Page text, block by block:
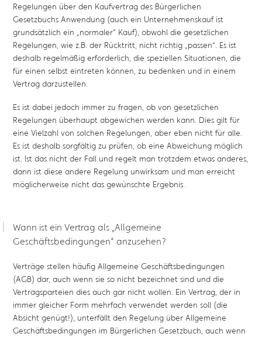
Regelungen über den Kaufvertrag des Bürgerlichen
Gesetzbuchs Anwendung (auch ein Unternehmenskauf ist
grundsätzlich ein „normaler“ Kauf), obwohl die gesetzlichen
Regelungen, wie z.B. der Rücktritt, nicht richtig „passen“. Es ist
deshalb regelmäßig erforderlich, die speziellen Situationen, die
für einen selbst eintreten können, zu bedenken und in einem
Vertrag darzustellen.
Es ist dabei jedoch immer zu fragen, ob von gesetzlichen
Regelungen überhaupt abgewichen werden kann. Dies gilt für
eine Vielzahl von solchen Regelungen, aber eben nicht für alle.
Es ist deshalb sorgfältig zu prüfen, ob eine Abweichung möglich
ist. Ist das nicht der Fall und regelt man trotzdem etwas anderes,
dann ist diese andere Regelung unwirksam und man erreicht
möglicherweise nicht das gewünschte Ergebnis.
Wann ist ein Vertrag als „Allgemeine
Geschäftsbedingungen“ anzusehen?
Verträge stellen häufig Allgemeine Geschäftsbedingungen
(AGB) dar, auch wenn sie so nicht bezeichnet sind und die
Vertragsparteien dies auch gar nicht wollen. Ein Vertrag, der in
immer gleicher Form mehrfach verwendet werden soll (die
Absicht genügt!), unterfällt den Regelung über Allgemeine
Geschäftsbedingungen im Bürgerlichen Gesetzbuch, auch wenn